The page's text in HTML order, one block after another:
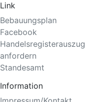
Link
Bebauungsplan
Facebook
Handelsregisterauszug
anfordern
Standesamt
Information